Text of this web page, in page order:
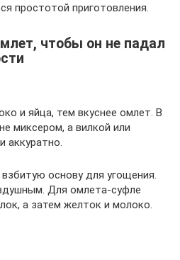
простотой приготовления.
чтобы он не падал
и яйца, тем вкуснее омлет. В
миксером, а вилкой или
аккуратно.
основу для угощения.
Для омлета-суфле
а затем желток и молоко.